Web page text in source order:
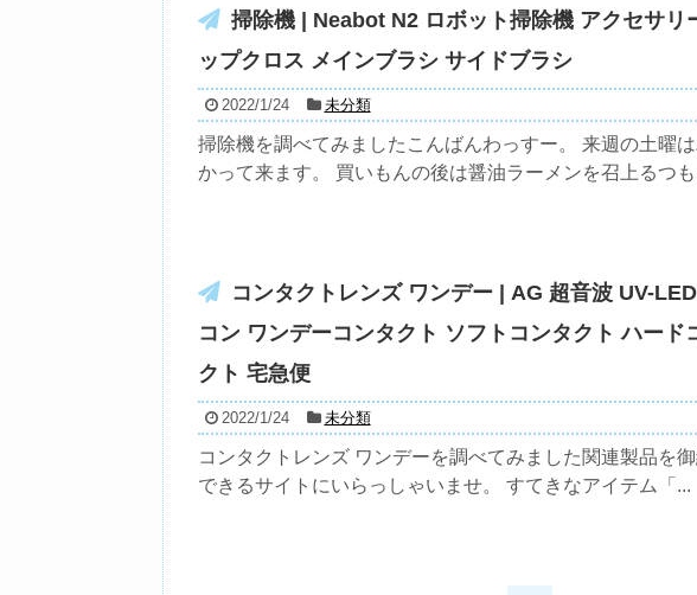
掃除機 | Neabot N2 ロボット掃除機 アクセサリ
ップクロス メインブラシ サイドブラシ
2022/1/24 未分類
掃除機を調べてみましたこんばんわっすー。 来週の土曜
かって来ます。 買いもんの後は醤油ラーメンを召上るつも
コンタクトレンズ ワンデー | AG 超音波 UV-
コン ワンデーコンタクト ソフトコンタクト ハー
クト 宅急便
2022/1/24 未分類
コンタクトレンズ ワンデーを調べてみました関連製品を
できるサイトにいらっしゃいませ。 すてきなアイテム「...